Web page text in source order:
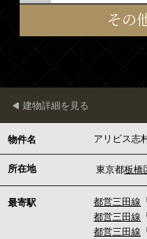
その
建物詳細を見る
物件名 アリビス志
所在地 東京都板橋
最寄駅 都営三田線
都営三田線
都営三田線